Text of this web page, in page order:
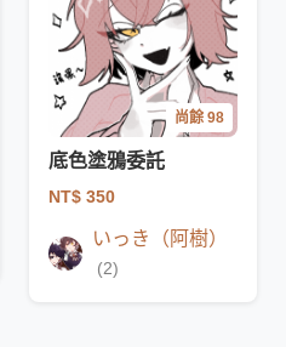
尚餘 98
底色塗鴉委託
NT$ 350
いっき（阿樹）
(2)